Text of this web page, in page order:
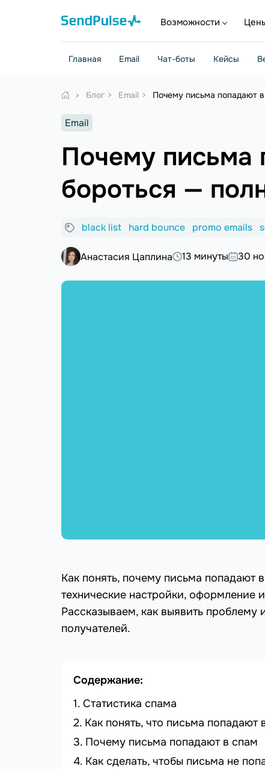
Возможности
Главная Email Чат-боты Кейсы
Блог Email Почему письма попадают
Email
Почему письма
бороться —
black list hard bounce promo emails
Анастасия Цаплина 13 минуты 30
Как понять, почему письма попадают
технические настройки, оформление
Рассказываем, как выявить проблему
получателей.
Содержание:
Статистика спама
Как понять, что письма попадают
Почему письма попадают в спам
Как сделать, чтобы письма не